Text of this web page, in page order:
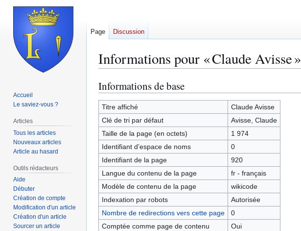
Informations pour « Claude Avisse »
Aller
à
la
navigation
Aller
à
la
recherche
Informations de base
Titre affiché
Claude Avisse
Clé de tri par défaut
Avisse, Claude
Taille de la page (en octets)
1 974
Identifiant dʼespace de noms
0
Identifiant de la page
920
Langue du contenu de la page
fr - français
Modèle de contenu de la page
wikicode
Indexation par robots
Autorisée
Nombre de redirections vers cette page
0
Comptée comme page de contenu
Oui
Page Discussion
Accueil
Le saviez-vous ?
Articles
Tous les articles
Nouveaux articles
Article au hasard
Outils rédacteurs
Aide
Débuter
Création de compte
Modification d'un article
Création d'un article
Sourcer un article